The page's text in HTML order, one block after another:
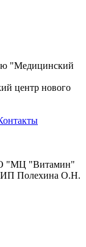
"Медицинский
центр нового
"МЦ "Витамин"
ИП Полехина О.Н.